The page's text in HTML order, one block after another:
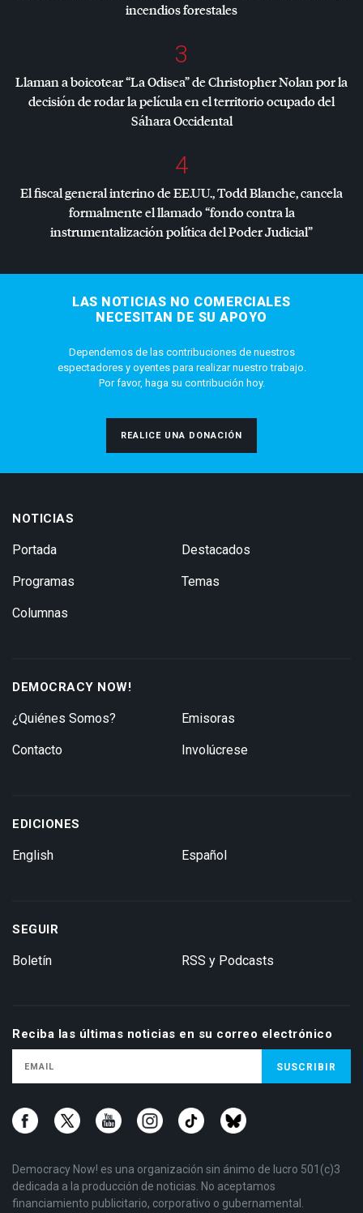
incendios forestales
3
Llaman a boicotear “La Odisea” de Christopher Nolan por la
decisión de rodar la película en el territorio ocupado del
Sáhara Occidental
4
El fiscal general interino de EE.UU., Todd Blanche, cancela
formalmente el llamado “fondo contra la
instrumentalización política del Poder Judicial”
LAS NOTICIAS NO COMERCIALES
NECESITAN DE SU APOYO
Dependemos de las contribuciones de nuestros
espectadores y oyentes para realizar nuestro trabajo.
Por favor, haga su contribución hoy.
REALICE UNA DONACIÓN
NOTICIAS
Portada
Programas
Columnas
Destacados
Temas
DEMOCRACY NOW!
¿Quiénes Somos?
Contacto
Emisoras
Involúcrese
EDICIONES
English Español
SEGUIR
Boletín RSS y Podcasts
Reciba las últimas noticias en su correo electrónico
Democracy Now! es una organización sin ánimo de lucro 501(c)3
dedicada a la producción de noticias. No aceptamos
financiamiento publicitario, corporativo o gubernamental.